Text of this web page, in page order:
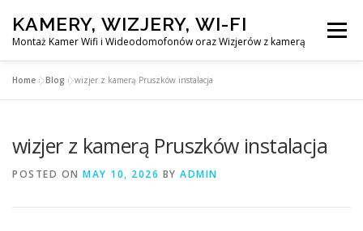
content
KAMERY, WIZJERY, WI-FI
Montaż Kamer Wifi i Wideodomofonów oraz Wizjerów z kamerą
Menu
MONTAŻ WIDEDOMOFONÓW
Home »Blog »wizjer z kamerą Pruszków instalacja
wizjer z kamerą Pruszków instalacja
POSTED ON MAY 10, 2026 BY ADMIN